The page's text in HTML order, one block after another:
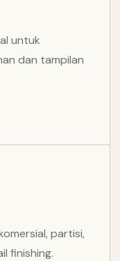
untuk
dan tampilan
partisi,
finishing.